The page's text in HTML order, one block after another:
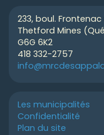
233, boul.
Thetford Mines
G6G 6K2
418 332-2757
Les municipalités
Confidentialité
Plan du site